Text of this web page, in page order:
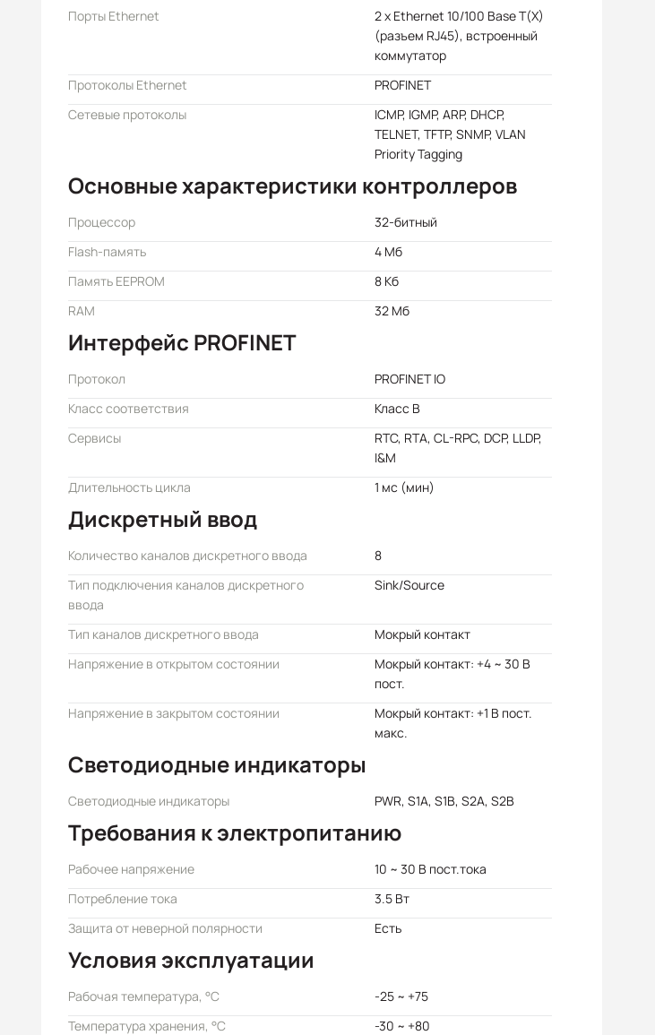
Порты Ethernet
2 x Ethernet 10/100 Base T(X)
(разъем RJ45), встроенный
коммутатор
Протоколы Ethernet
PROFINET
Сетевые протоколы
ICMP, IGMP, ARP, DHCP,
TELNET, TFTP, SNMP, VLAN
Priority Tagging
Основные характеристики контроллеров
Процессор
32-битный
Flash-память
4 Мб
Память EEPROM
8 Кб
RAM
32 Мб
Интерфейс PROFINET
Протокол
PROFINET IO
Класс соответствия
Класс B
Сервисы
RTC, RTA, CL-RPC, DCP, LLDP,
I&M
Длительность цикла
1 мс (мин)
Дискретный ввод
Количество каналов дискретного ввода
8
Тип подключения каналов дискретного
ввода
Sink/Source
Тип каналов дискретного ввода
Мокрый контакт
Напряжение в открытом состоянии
Мокрый контакт: +4 ~ 30 В
пост.
Напряжение в закрытом состоянии
Мокрый контакт: +1 В пост.
макс.
Светодиодные индикаторы
Светодиодные индикаторы PWR, S1A, S1B, S2A, S2B
Требования к электропитанию
Рабочее напряжение
10 ~ 30 В пост.тока
Потребление тока
3.5 Вт
Защита от неверной полярности
Есть
Условия эксплуатации
Рабочая температура, °C
-25 ~ +75
Температура хранения, °C
-30 ~ +80